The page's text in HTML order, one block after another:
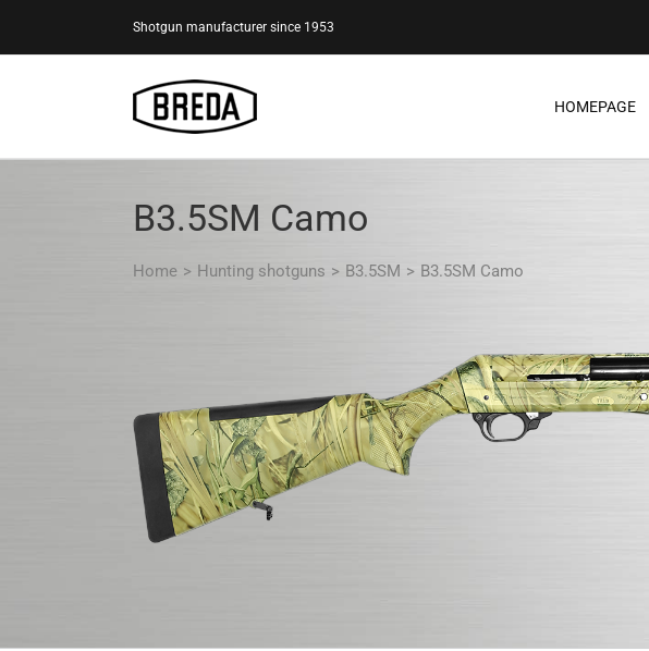
Shotgun manufacturer since 1953
HOMEPAGE
B3.5SM Camo
Home > Hunting shotguns > B3.5SM > B3.5SM Camo